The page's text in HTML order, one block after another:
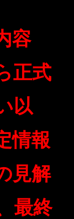
容
正式
以
情報
見解
最終